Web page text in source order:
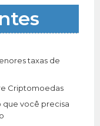
taxas de
Criptomoedas
que você precisa